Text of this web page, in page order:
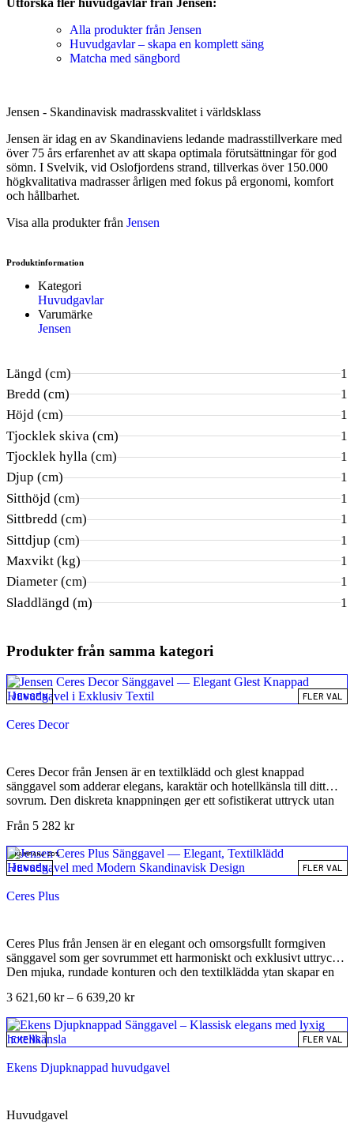
Utforska fler huvudgavlar från Jensen:
Alla produkter från Jensen
Huvudgavlar – skapa en komplett säng
Matcha med sängbord
Jensen - Skandinavisk madrasskvalitet i världsklass
Jensen är idag en av Skandinaviens ledande madrasstillverkare med
över 75 års erfarenhet av att skapa optimala förutsättningar för god
sömn. I Svelvik, vid Oslofjordens strand, tillverkas över 150.000
högkvalitativa madrasser årligen med fokus på ergonomi, komfort
och hållbarhet.
Visa alla produkter från Jensen
Produktinformation
Kategori
Huvudgavlar
Varumärke
Jensen
Längd (cm)
1
Bredd (cm)
1
Höjd (cm)
1
Tjocklek skiva (cm)
1
Tjocklek hylla (cm)
1
Djup (cm)
1
Sitthöjd (cm)
1
Sittbredd (cm)
1
Sittdjup (cm)
1
Maxvikt (kg)
1
Diameter (cm)
1
Sladdlängd (m)
1
Produkter från samma kategori
JENSEN FLER VAL
Ceres Decor
Ceres Decor från Jensen är en textilklädd och glest knappad
sänggavel som adderar elegans, karaktär och hotellkänsla till ditt
sovrum. Den diskreta knappningen ger ett sofistikerat uttryck utan
inbjudande inramning av sängen. Denna kvalitetsgavel är ett
långsiktigt och hållbart val som kompletterar både moderna och
klassiska sovrum, tack vare Jensens välkända hantverk och noggrant
utvalda material.
Från 5 282 kr
KAMPANJ 20%
JENSEN FLER VAL
Ceres Plus
Ceres Plus från Jensen är en elegant och omsorgsfullt formgiven
sänggavel som ger sovrummet ett harmoniskt och exklusivt uttryck.
Den mjuka, rundade konturen och den textilklädda ytan skapar en
ger rummet en tydlig och stilren hotellkaraktär. Ceres Plus är ett
perfekt val för dig som vill kombinera funktion, komfort och
skandinavisk design på högsta nivå. Denna sänggavel är designad
för att inte bara komplettera sängen estetiskt, utan även skapa en mer
att läsa, koppla av eller bara njuta av en vacker inramning runt
3 621,60 kr – 6 639,20 kr
EKENS FLER VAL
Ekens Djupknappad huvudgavel
Huvudgavel